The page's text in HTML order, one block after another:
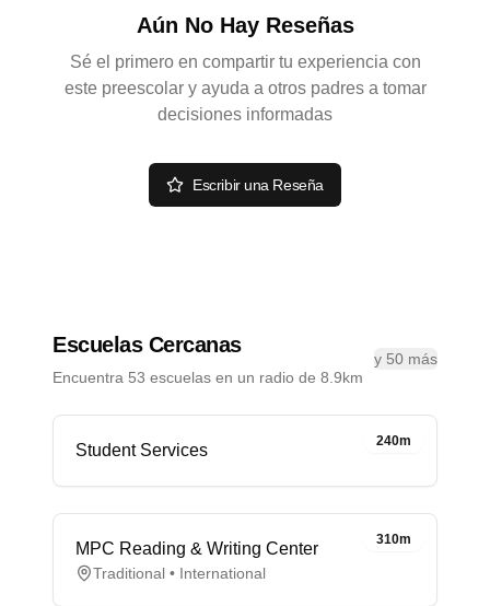
Aún No Hay Reseñas
Sé el primero en compartir tu experiencia con
este preescolar y ayuda a otros padres a tomar
decisiones informadas
Escribir una Reseña
Escuelas Cercanas
Encuentra 53 escuelas en un radio de 8.9km
y 50 más
240m
Student Services
310m
MPC Reading & Writing Center
Traditional • International